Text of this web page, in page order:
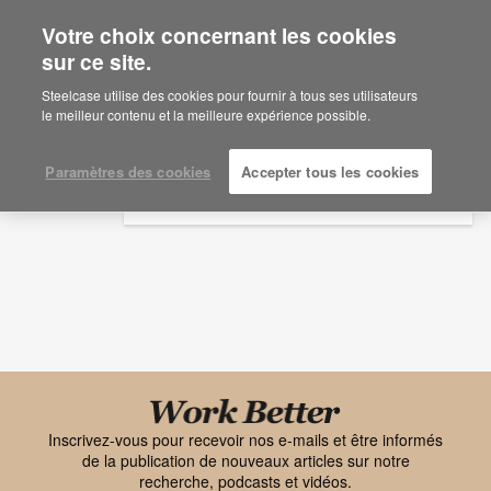
Are you in United States?
Would you like to see Products we sell in
your region?
English
Español
Recherches
Black
font
Work
Inscrivez-vous pour recevoir nos e-mails et être informés
de la publication de nouveaux articles sur notre
recherche, podcasts et vidéos.
Votre choix concernant les cookies
sur ce site.
Steelcase utilise des cookies pour fournir à tous ses utilisateurs
le meilleur contenu et la meilleure expérience possible.
Paramètres des cookies Accepter tous les cookies